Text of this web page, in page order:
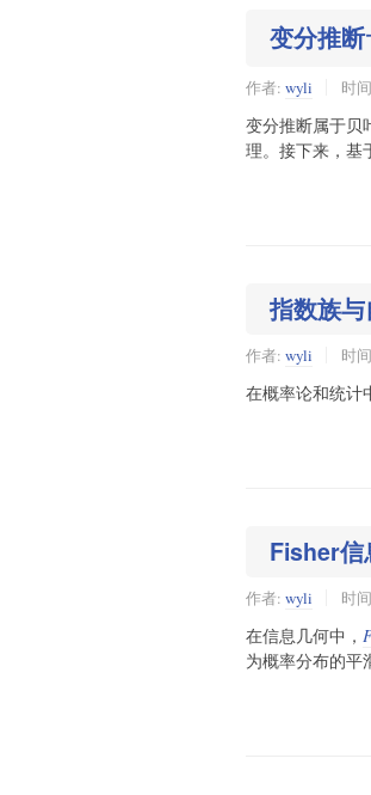
变分推断
作者: wyli 时
变分推断属于贝
理。接下来，基
指数族
作者: wyli 时
在概率论和统计
Fisher信
作者: wyli 时
在信息几何中，
为概率分布的平